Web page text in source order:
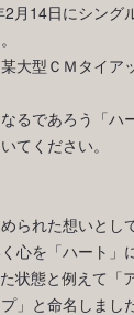
2月14日にシング
大型ＣＭタイア
るであろう「ハ
てください。
られた想いとし
心を「ハート」
状態と例えて「
」と命名しました